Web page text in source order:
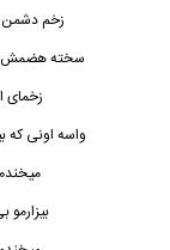
زخم دشمن
سخته هضمش
زخمای
واسه اونی